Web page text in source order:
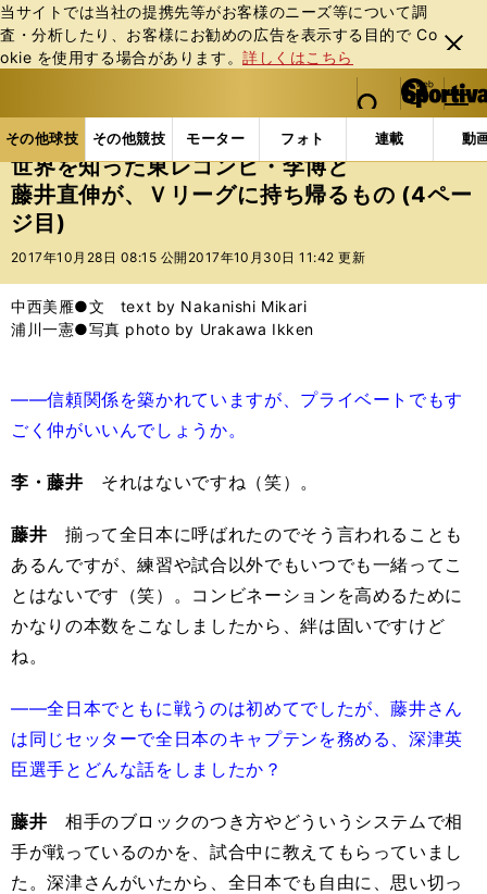
当サイトでは当社の提携先等がお客様のニーズ等について調
査・分析したり、お客様にお勧めの広告を表⽰する⽬的で Co
okie を使⽤する場合があります。詳しくはこちら
閉じ
る
web Sportiva (webスポルティーバ)
検索
マイペ
ー
ジ
メニュ
その他球技 その他競技 モーター フォト 連載 動
ス
ポ
ル
テ
ー
バ
その他球技の記事一覧 バレー 世界を知った東レコ
世界を知った東レコンビ・李博と
藤井直伸が、Ｖリーグに持ち帰るもの (4ペー
ジ目)
2017年10月28日 08:15 公開 2017年10月30日 11:42 更新
中西美雁●文 text by Nakanishi Mikari
浦川一憲●写真 photo by Urakawa Ikken
――信頼関係を築かれていますが、プライベートでもす
ごく仲がいいんでしょうか。
李・藤井 それはないですね（笑）。
藤井 揃って全日本に呼ばれたのでそう言われることも
あるんですが、練習や試合以外でもいつでも一緒ってこ
とはないです（笑）。コンビネーションを高めるために
かなりの本数をこなしましたから、絆は固いですけど
ね。
――全日本でともに戦うのは初めてでしたが、藤井さん
は同じセッターで全日本のキャプテンを務める、深津英
臣選手とどんな話をしましたか？
藤井 相手のブロックのつき方やどういうシステムで相
手が戦っているのかを、試合中に教えてもらっていまし
た。深津さんがいたから、全日本でも自由に、思い切っ